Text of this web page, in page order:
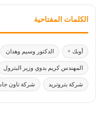
الكلمات المفتاحية
أوبك + الدكتور وسيم وهدان
المهندس كريم بدوي وزير البترول
شركة بتروتريد شركة تاون